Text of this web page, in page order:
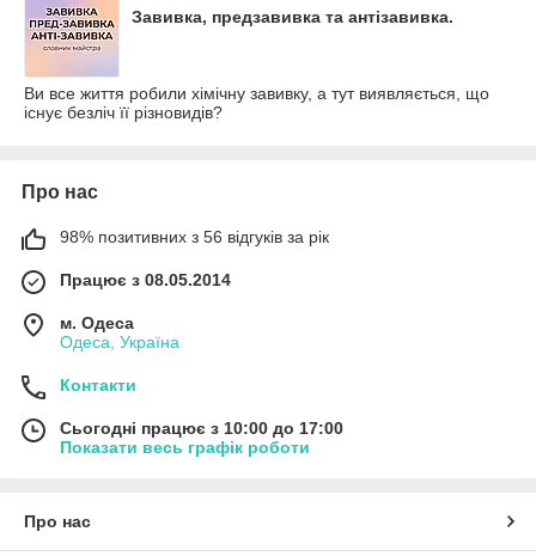
Завивка, предзавивка та антізавивка.
Ви все життя робили хімічну завивку, а тут виявляється, що
існує безліч її різновидів?
Про нас
98% позитивних з 56 відгуків за рік
Працює з 08.05.2014
м. Одеса
Одеса, Україна
Контакти
Сьогодні працює з 10:00 до 17:00
Показати весь графік роботи
Про нас